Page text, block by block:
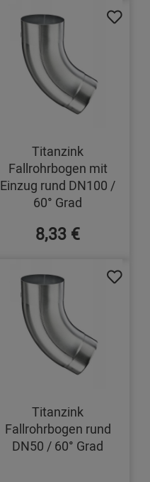
Titanzink
Fallrohrbogen mit
Einzug rund DN100 /
60° Grad
8,33 €
Titanzink
Fallrohrbogen rund
DN50 / 60° Grad